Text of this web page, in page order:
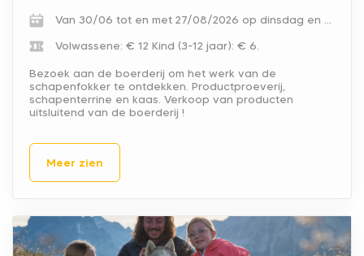
Van 30/06 tot en met 27/08/2026 op dinsdag en donderdag van 10.00 tot 12.00 u.
Volwassene: € 12 Kind (3-12 jaar): € 6.
Bezoek aan de boerderij om het werk van de
schapenfokker te ontdekken. Productproeverij,
schapenterrine en kaas. Verkoop van producten
uitsluitend van de boerderij !
Meer zien